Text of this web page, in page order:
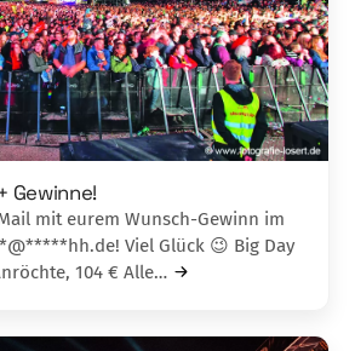
Gewinne!
mit eurem Wunsch-Gewinn im
Viel Glück 😉 Big Day
104 € Alle…